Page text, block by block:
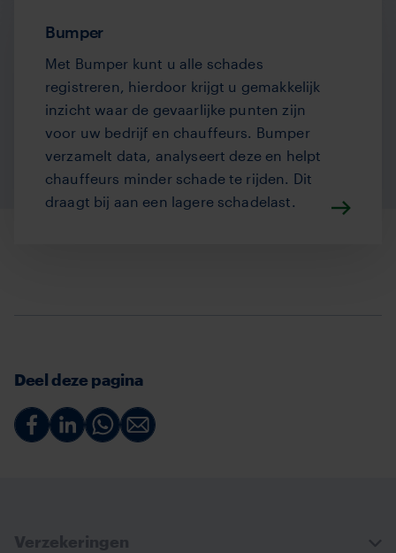
Bumper
Met Bumper kunt u alle schades
registreren, hierdoor krijgt u gemakkelijk
inzicht waar de gevaarlijke punten zijn
voor uw bedrijf en chauffeurs. Bumper
verzamelt data, analyseert deze en helpt
chauffeurs minder schade te rijden. Dit
draagt bij aan een lagere schadelast.
Deel deze pagina
Deel Deel Deel Deel
Verzekeringen